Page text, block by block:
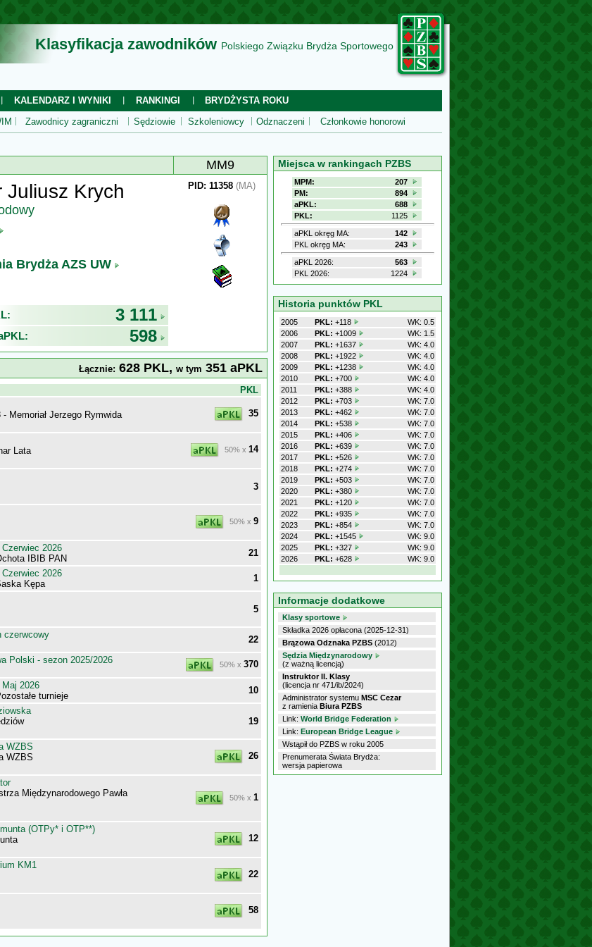
Klasyfikacja zawodników Polskiego Związku Brydża Sportowego
KALENDARZ I WYNIKI RANKINGI
BRYDŻYSTA ROKU
Zawodnicy zagraniczni Sędziowie Szkoleniowcy Odznaczeni Członkowie honorowi
MM9
Juliusz Krych
Brydża AZS UW
3 111
598
PID: 11358 (MA)
Łącznie: 628 PKL, w tym 351 aPKL
PKL
Memoriał Jerzego Rymwida
35
Lata
50% x 14
3
50% x 9
2026
IBIB PAN
21
2026
Kępa
1
5
czerwcowy
22
Polski - sezon 2025/2026
50% x 370
Maj 2026
turnieje
10
19
WZBS
WZBS
26
Międzynarodowego Pawła
50% x 1
(OTPy* i OTP**)
12
KM1
22
58
Miejsca w rankingach PZBS
MPM:
207
PM:
894
aPKL:
688
PKL:
1125
aPKL okręg MA:
142
PKL okręg MA:
243
aPKL 2026:
563
PKL 2026:
1224
Historia punktów PKL
2005 PKL: +118
WK: 0.5
2006
PKL: +1009
WK: 1.5
2007
PKL: +1637
WK: 4.0
2008
PKL: +1922
WK: 4.0
2009
PKL: +1238
WK: 4.0
2010
PKL: +700
WK: 4.0
2011
PKL: +388
WK: 4.0
2012
PKL: +703
WK: 7.0
2013
PKL: +462
WK: 7.0
2014
PKL: +538
WK: 7.0
2015
PKL: +406
WK: 7.0
2016
PKL: +639
WK: 7.0
2017
PKL: +526
WK: 7.0
2018
PKL: +274
WK: 7.0
2019
PKL: +503
WK: 7.0
2020
PKL: +380
WK: 7.0
2021
PKL: +120
WK: 7.0
2022
PKL: +935
WK: 7.0
2023
PKL: +854
WK: 7.0
2024
PKL: +1545
WK: 9.0
2025
PKL: +327
WK: 9.0
2026
PKL: +628 WK: 9.0
Informacje dodatkowe
Klasy sportowe
Składka 2026 opłacona (2025-12-31)
Brązowa Odznaka PZBS (2012)
Sędzia Międzynarodowy
(z ważną licencją)
Instruktor II. Klasy
(licencja nr 471/ib/2024)
Administrator systemu MSC Cezar
z ramienia Biura PZBS
Link: World Bridge Federation
Link: European Bridge League
Wstąpił do PZBS w roku 2005
Prenumerata Świata Brydża:
wersja papierowa